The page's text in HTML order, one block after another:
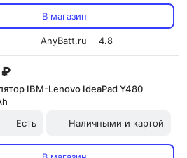
В магазин
AnyBatt.ru 4.8
₽
IBM-Lenovo IdeaPad Y480
Есть
Наличными и картой